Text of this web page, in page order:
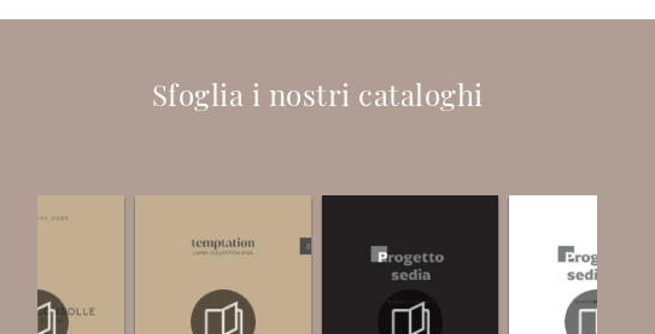
Sfoglia i nostri cataloghi